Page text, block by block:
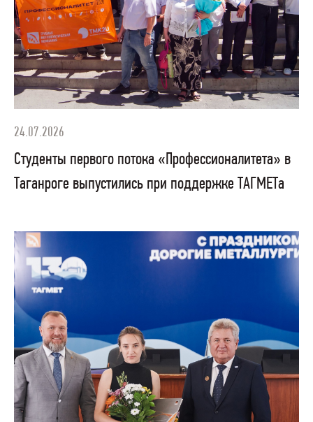
24.07.2026
Студенты первого потока «Профессионалитета» в
Таганроге выпустились при поддержке ТАГМЕТа